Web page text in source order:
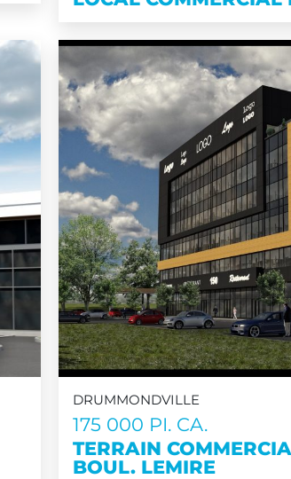
DRUMMONDVILLE
175 000 PI. CA.
TERRAIN
BOUL. LEMIRE